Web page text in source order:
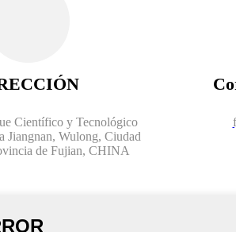
Científico y Tecnológico
Jiangnan, Wulong, Ciudad
de Fujian, CHINA